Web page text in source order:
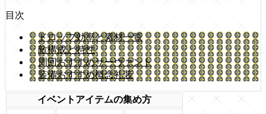
目次
ドロップ効率と素材一覧
敵構成と特性
周回おすすめサーヴァント
装備おすすめ概念礼装
イベントアイテムの集め方